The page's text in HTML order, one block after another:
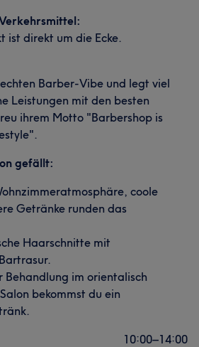
Hadi sagen
Erfahren
ist direkt um die Ecke.
Barber-Vibe und legt viel
Leistungen mit den besten
ihrem Motto "Barbershop is
gefällt:
coole
Getränke runden das
Haarschnitte mit
Behandlung im orientalisch
bekommst du ein
10:00–14:00